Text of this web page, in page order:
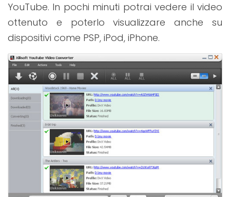
YouTube. In pochi minuti potrai vedere il video
ottenuto e poterlo visualizzare anche su
dispositivi come PSP, iPod, iPhone.